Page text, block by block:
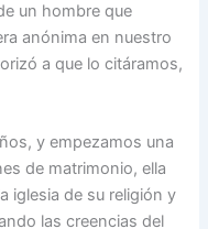
un hombre que
anónima en nuestro
a que lo citáramos,
y empezamos una
de matrimonio, ella
iglesia de su religión y
las creencias del